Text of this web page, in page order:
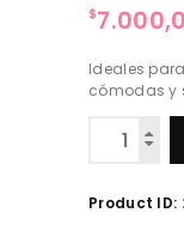
$
Ideales
cómodas y
cantidad
Product ID: